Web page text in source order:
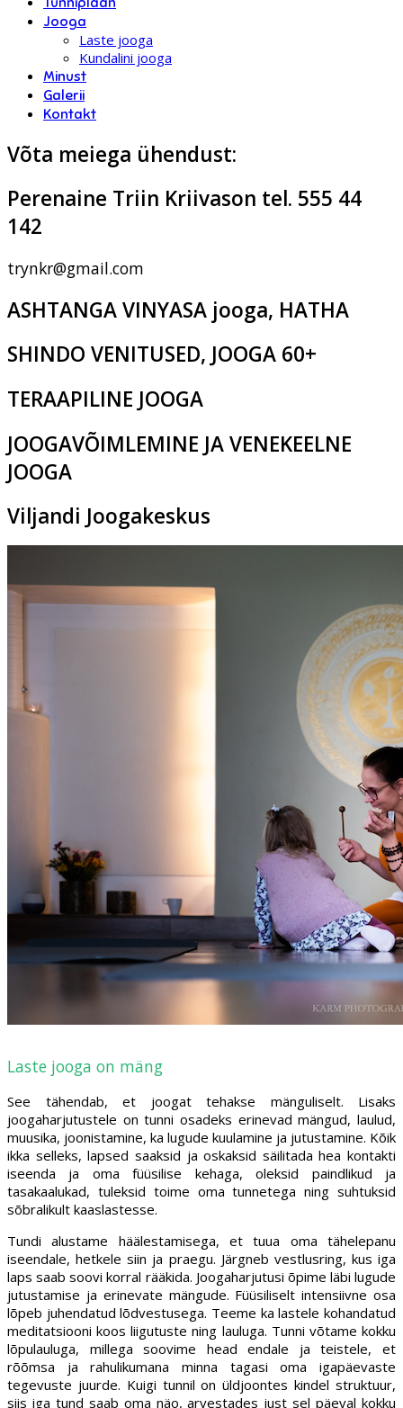
Jooga
Laste jooga
Kundalini jooga
Minust
Galerii
Kontakt
Võta meiega ühendust:
Perenaine Triin Kriivason tel. 555 44
142
trynkr@gmail.com
ASHTANGA VINYASA jooga, HATHA
SHINDO VENITUSED, JOOGA 60+
TERAAPILINE JOOGA
JOOGAVÕIMLEMINE JA VENEKEELNE
JOOGA
Viljandi Joogakeskus
Oled oodatud!
Laste jooga on mäng
See tähendab, et joogat tehakse mänguliselt. Lisaks
joogaharjutustele on tunni osadeks erinevad mängud, laulud,
muusika, joonistamine, ka lugude kuulamine ja jutustamine. Kõik
ikka selleks, lapsed saaksid ja oskaksid säilitada hea kontakti
iseenda ja oma füüsilise kehaga, oleksid paindlikud ja
tasakaalukad, tuleksid toime oma tunnetega ning suhtuksid
sõbralikult kaaslastesse.
Tundi alustame häälestamisega, et tuua oma tähelepanu
iseendale, hetkele siin ja praegu. Järgneb vestlusring, kus iga
laps saab soovi korral rääkida. Joogaharjutusi õpime läbi lugude
jutustamise ja erinevate mängude. Füüsiliselt intensiivne osa
lõpeb juhendatud lõdvestusega. Teeme ka lastele kohandatud
meditatsiooni koos liigutuste ning lauluga. Tunni võtame kokku
lõpulauluga, millega soovime head endale ja teistele, et
rõõmsa ja rahulikumana minna tagasi oma igapäevaste
tegevuste juurde. Kuigi tunnil on üldjoontes kindel struktuur,
siis iga tund saab oma näo, arvestades just sel päeval kokku